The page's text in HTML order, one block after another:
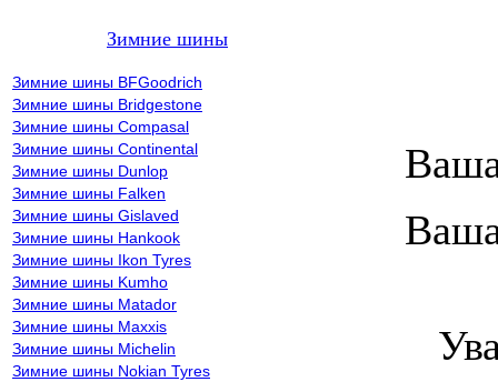
Зимние шины
Зимние шины BFGoodrich
Зимние шины Bridgestone
Зимние шины Compasal
Зимние шины Continental
Зимние шины Dunlop
Зимние шины Falken
Зимние шины Gislaved
Зимние шины Hankook
Зимние шины Ikon Tyres
Зимние шины Kumho
Зимние шины Matador
Зимние шины Maxxis
Зимние шины Michelin
Зимние шины Nokian Tyres